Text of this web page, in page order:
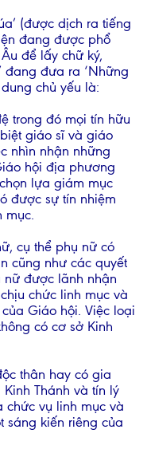
(được dịch ra tiếng
đang được phổ
để lấy chữ ký,
đang đưa ra ‘Những
chủ yếu là:
trong đó mọi tín hữu
giáo sĩ và giáo
nhìn nhận những
hội địa phương
lựa giám mục
được sự tín nhiệm
mục.
cụ thể phụ nữ có
cũng như các quyết
được lãnh nhận
chức linh mục và
Giáo hội. Việc loại
có cơ sở Kinh
thân hay có gia
Thánh và tín lý
vụ linh mục và
sáng kiến riêng của